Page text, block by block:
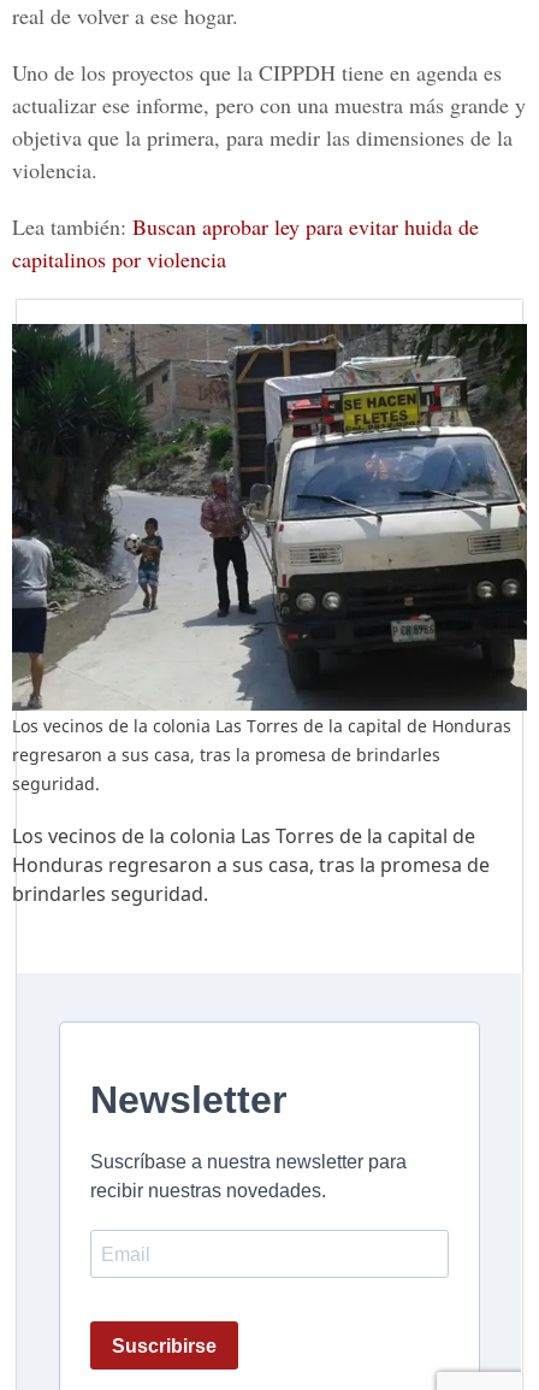
real de volver a ese hogar.
Uno de los proyectos que la CIPPDH tiene en agenda es
actualizar ese informe, pero con una muestra más grande y
objetiva que la primera, para medir las dimensiones de la
violencia.
Lea también: Buscan aprobar ley para evitar huida de
capitalinos por violencia
Los vecinos de la colonia Las Torres de la capital de Honduras
regresaron a sus casa, tras la promesa de brindarles
seguridad.
Los vecinos de la colonia Las Torres de la capital de
Honduras regresaron a sus casa, tras la promesa de
brindarles seguridad.